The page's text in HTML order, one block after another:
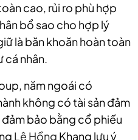
cao, rủi ro phù hợp
bổ sao cho hợp lý
là băn khoăn hoàn toàn
cá nhân.
năm ngoái có
không có tài sản đảm
bảo bằng cổ phiếu
Lê Hồng Khang lưu ý